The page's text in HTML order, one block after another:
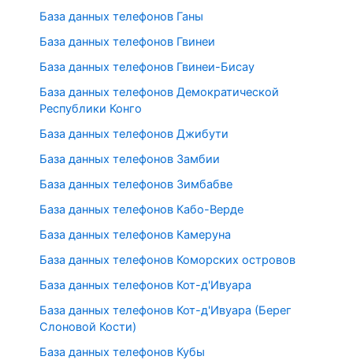
База данных телефонов Ганы
База данных телефонов Гвинеи
База данных телефонов Гвинеи-Бисау
База данных телефонов Демократической
Республики Конго
База данных телефонов Джибути
База данных телефонов Замбии
База данных телефонов Зимбабве
База данных телефонов Кабо-Верде
База данных телефонов Камеруна
База данных телефонов Коморских островов
База данных телефонов Кот-д'Ивуара
База данных телефонов Кот-д'Ивуара (Берег
Слоновой Кости)
База данных телефонов Кубы